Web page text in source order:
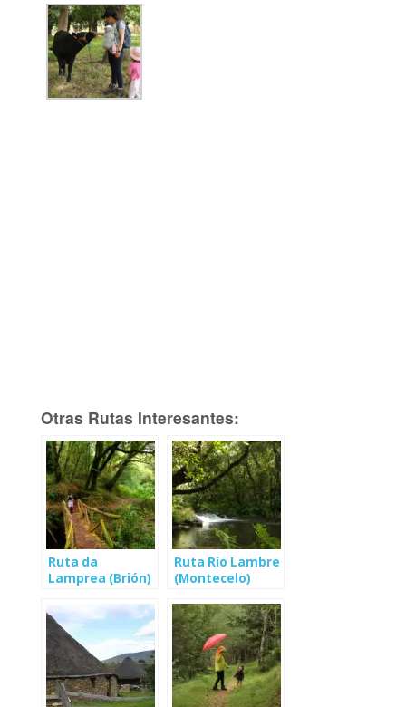
Otras Rutas Interesantes:
Ruta da
Lamprea (Brión)
Ruta Río Lambre
(Montecelo)